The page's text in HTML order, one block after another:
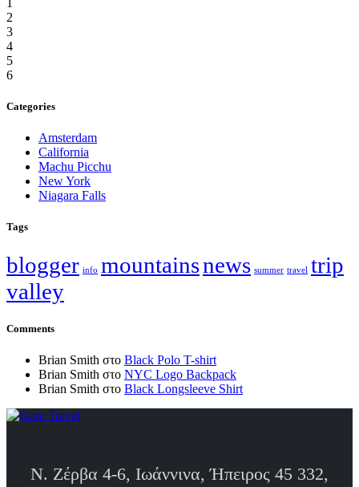
2
3
4
5
6
Categories
Amsterdam
California
Machu Picchu
New York
Niagara Falls
Tags
blogger info mountainsnews summer travel trip
valley
Comments
Brian Smith στο Black Polo T-shirt
Brian Smith στο NYC Logo Backpack
Brian Smith στο Black Longsleeve Shirt
Ν. Ζέρβα 4-6, Ιωάννινα, Ήπειρος 45 332,